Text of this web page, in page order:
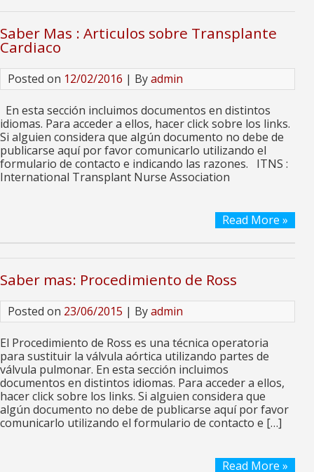
Saber Mas : Articulos sobre Transplante
Cardiaco
Posted on 12/02/2016 | Byadmin
En esta sección incluimos documentos en distintos
idiomas. Para acceder a ellos, hacer click sobre los links.
Si alguien considera que algún documento no debe de
publicarse aquí por favor comunicarlo utilizando el
formulario de contacto e indicando las razones. ITNS :
International Transplant Nurse Association
Read More »
Saber mas: Procedimiento de Ross
Posted on 23/06/2015 | Byadmin
El Procedimiento de Ross es una técnica operatoria
para sustituir la válvula aórtica utilizando partes de
válvula pulmonar. En esta sección incluimos
documentos en distintos idiomas. Para acceder a ellos,
hacer click sobre los links. Si alguien considera que
algún documento no debe de publicarse aquí por favor
comunicarlo utilizando el formulario de contacto e […]
Read More »